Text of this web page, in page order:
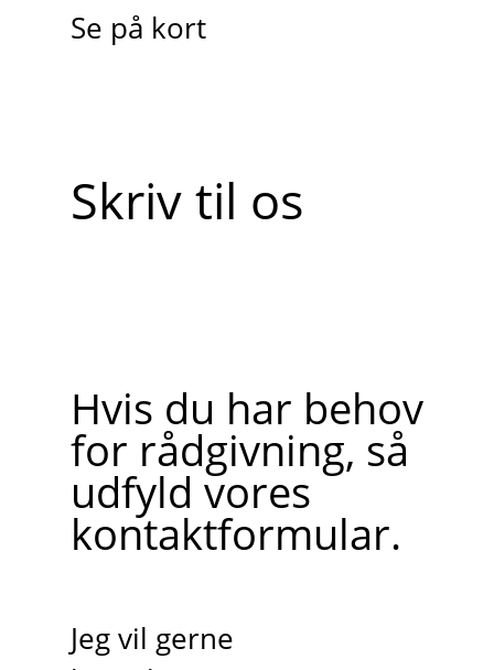
Se på kort
Skriv til os
Hvis du har behov
for rådgivning, så
udfyld vores
kontaktformular.
Jeg vil gerne